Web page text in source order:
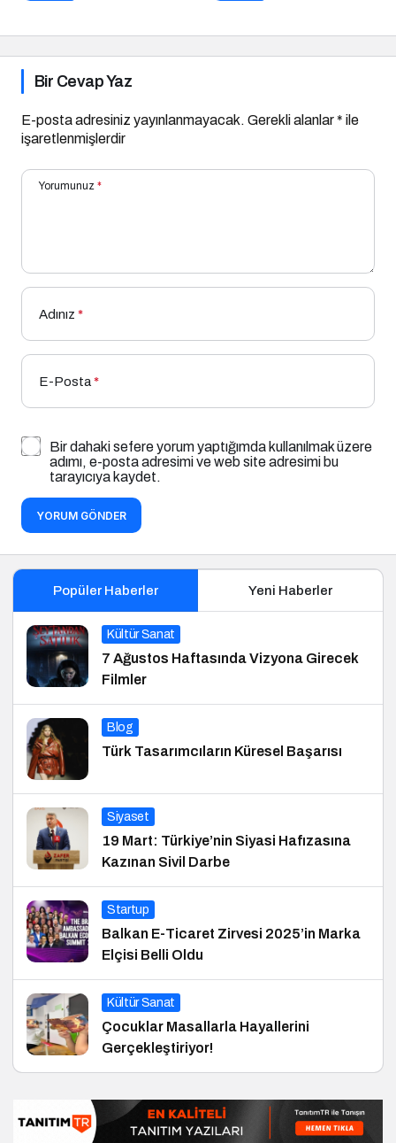
Bir Cevap Yaz
E-posta adresiniz yayınlanmayacak. Gerekli alanlar* ile
işaretlenmişlerdir
Yorumunuz *
Adınız *
E-Posta*
Bir dahaki sefere yorum yaptığımda kullanılmak üzere
adımı, e-posta adresimi ve web site adresimi bu
tarayıcıya kaydet.
YORUM GÖNDER
Popüler Haberler Yeni Haberler
Kültür Sanat
7 Ağustos Haftasında Vizyona Girecek
Filmler
Blog
Türk Tasarımcıların Küresel Başarısı
Siyaset
19 Mart: Türkiye’nin Siyasi Hafızasına
Kazınan Sivil Darbe
Startup
Balkan E-Ticaret Zirvesi 2025’in Marka
Elçisi Belli Oldu
Kültür Sanat
Çocuklar Masallarla Hayallerini
Gerçekleştiriyor!